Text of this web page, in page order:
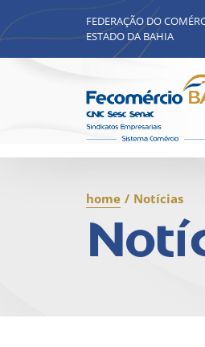
FEDERAÇÃO DO
ESTADO DA BAHIA
home / Notícias